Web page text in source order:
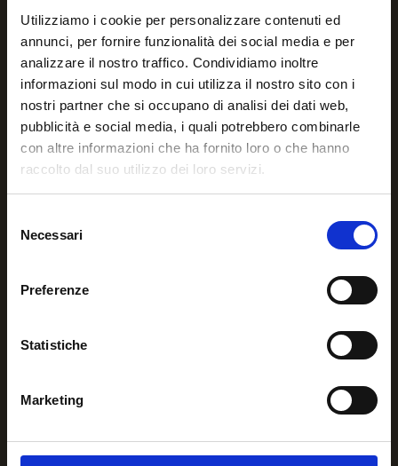
Utilizziamo i cookie per personalizzare contenuti ed
annunci, per fornire funzionalità dei social media e per
analizzare il nostro traffico. Condividiamo inoltre
informazioni sul modo in cui utilizza il nostro sito con i
nostri partner che si occupano di analisi dei dati web,
pubblicità e social media, i quali potrebbero combinarle
con altre informazioni che ha fornito loro o che hanno
raccolto dal suo utilizzo dei loro servizi.
delNecessari
Preferenze
Statistiche
Marketing
Per qualsiasi informazione o
necessità contattaci.
Via del Campofiore, 102 – 50136 Firenze